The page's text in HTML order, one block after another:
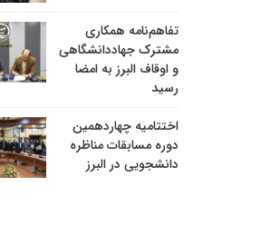
تفاهم‌نامه همکاری
مشترک جهاددانشگاهی
و اوقاف البرز به امضا
رسید
اختتامیه چهاردهمین
دوره مسابقات مناظره
دانشجویی در البرز